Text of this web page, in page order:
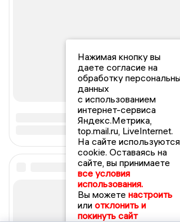
Нажимая кнопку вы
даете согласие на
обработку
данных
с использованием
интернет-сервиса
Яндекс.Метрика,
top.mail.ru, LiveInternet.
На сайте используются
cookie. Оставаясь на
сайте, вы принимаете
все условия
использования.
Вы можете настроить
или отклонить и
покинуть сайт